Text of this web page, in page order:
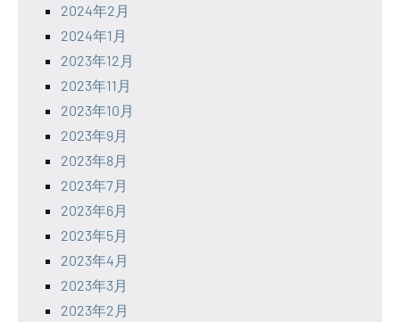
2024年2月
2024年1月
2023年12月
2023年11月
2023年10月
2023年9月
2023年8月
2023年7月
2023年6月
2023年5月
2023年4月
2023年3月
2023年2月